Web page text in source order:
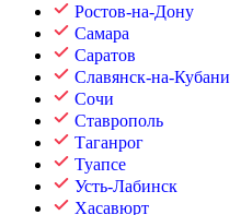
Ростов-на-Дону
Самара
Саратов
Славянск-на-Кубани
Сочи
Ставрополь
Таганрог
Туапсе
Усть-Лабинск
Хасавюрт